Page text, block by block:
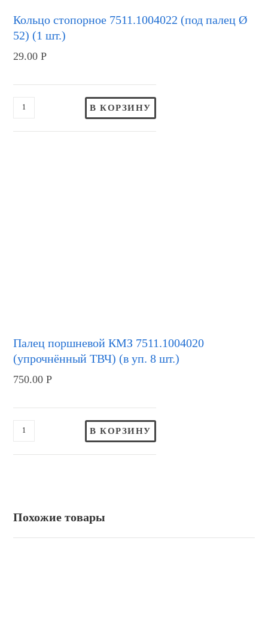
Кольцо стопорное 7511.1004022 (под палец Ø
52) (1 шт.)
29.00Р
В КОРЗИНУ
Палец поршневой КМЗ 7511.1004020
(упрочнённый ТВЧ) (в уп. 8 шт.)
750.00Р
В КОРЗИНУ
Похожие товары